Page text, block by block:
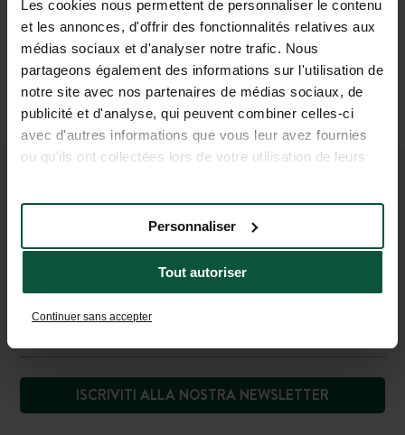
Les cookies nous permettent de personnaliser le contenu
et les annonces, d'offrir des fonctionnalités relatives aux
médias sociaux et d'analyser notre trafic. Nous
partageons également des informations sur l'utilisation de
notre site avec nos partenaires de médias sociaux, de
publicité et d'analyse, qui peuvent combiner celles-ci
avec d'autres informations que vous leur avez fournies
ou qu'ils ont collectées lors de votre utilisation de leurs
Tout autoriser
Personnaliser
Continuer sans accepter
di Huttopia. Disponete di diritti sui vostri dati personali che
potete esercitare contattando il responsabile della protezione dei
dati di Huttopia al seguente indirizzo: [email protected]
averci contattati, credete che i vostri diritti nono vengano
rispettati, potete inviare un reclamo alla CNIL.
*Campi obbligatori
CONFERMARE
UNISCITI ALLA NOSTRA
COMUNITÀ
Per essere i primi a conoscere le novità e le offerte
promozionali di Huttopia!
ISCRIVITI ALLA NOSTRA NEWSLETTER